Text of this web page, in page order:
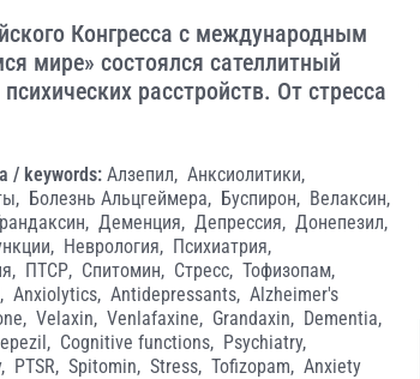
Конгресса с международным
мире» состоялся сателлитный
расстройств. От стресса
/ keywords: Алзепил, Анксиолитики,
Болезнь Альцгеймера, Буспирон, Велаксин,
Деменция, Депрессия, Донепезил,
Неврология, Психиатрия,
ПТСР, Спитомин, Стресс, Тофизопам,
Anxiolytics, Antidepressants, Alzheimer's
Velaxin, Venlafaxine, Grandaxin, Dementia,
Cognitive functions, Psychiatry,
PTSR, Spitomin, Stress, Tofizopam, Anxiety